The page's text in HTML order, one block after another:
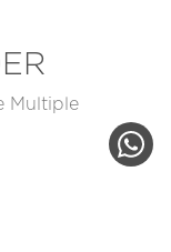
Multiple